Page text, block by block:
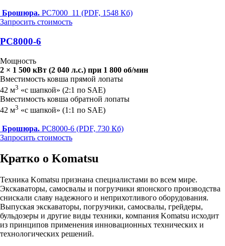
Брошюра. PC7000_11 (PDF, 1548 Кб)
Запросить стоимость
PC8000-6
Мощность
2 × 1 500 кВт (2 040 л.с.) при 1 800 об/мин
Вместимость ковша прямой лопаты
42 м3 «с шапкой» (2:1 по SAE)
Вместимость ковша обратной лопаты
42 м3 «с шапкой» (1:1 по SAE)
Брошюра. PC8000-6 (PDF, 730 Кб)
Запросить стоимость
Кратко о Komatsu
Техника Komatsu признана специалистами во всем мире.
Экскаваторы, самосвалы и погрузчики японского производства
снискали славу надежного и неприхотливого оборудования.
Выпуская экскаваторы, погрузчики, самосвалы, грейдеры,
бульдозеры и другие виды техники, компания Komatsu исходит
из принципов применения инновационных технических и
технологических решений.